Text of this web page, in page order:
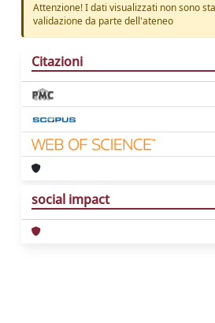
Attenzione! I dati visualizzati non sono
validazione da parte dell'ateneo
Citazioni
social impact